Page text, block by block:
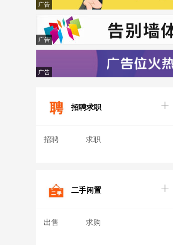
广告
广告
广告
招聘求职
招聘 求职
二手闲置
出售 求购